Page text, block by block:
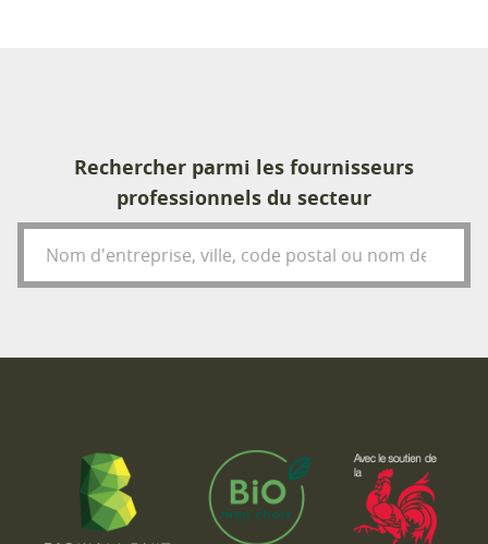
Rechercher parmi les fournisseurs
professionnels du secteur